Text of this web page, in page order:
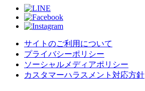
サイトのご利用について
プライバシーポリシー
ソーシャルメディアポリシー
カスタマーハラスメント対応方針